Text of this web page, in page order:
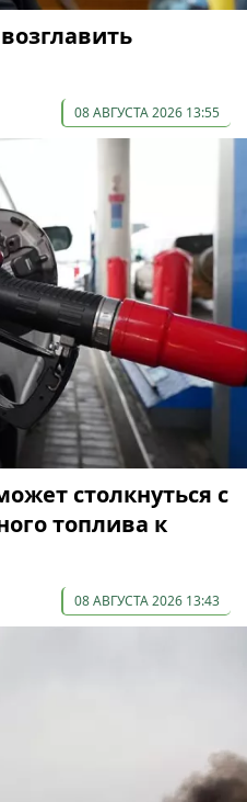
08 АВГУСТА 2026 13:55
столкнуться с
топлива к
08 АВГУСТА 2026 13:43